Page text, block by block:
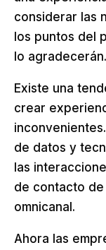
considerar las
los puntos del
lo agradecerán.
Existe una
crear
de datos y
las
de contacto
omnicanal.
Ahora las